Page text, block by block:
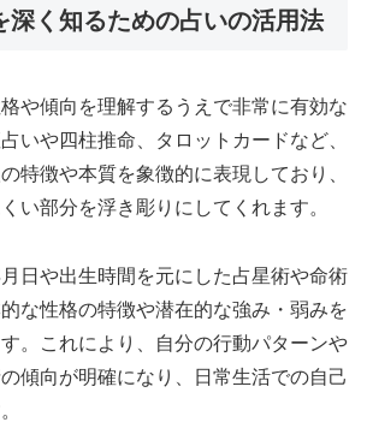
深く知るための占いの活用法
や傾向を理解するうえで非常に有効な
いや四柱推命、タロットカードなど、
特徴や本質を象徴的に表現しており、
い部分を浮き彫りにしてくれます。
日や出生時間を元にした占星術や命術
な性格の特徴や潜在的な強み・弱みを
。これにより、自分の行動パターンや
傾向が明確になり、日常生活での自己